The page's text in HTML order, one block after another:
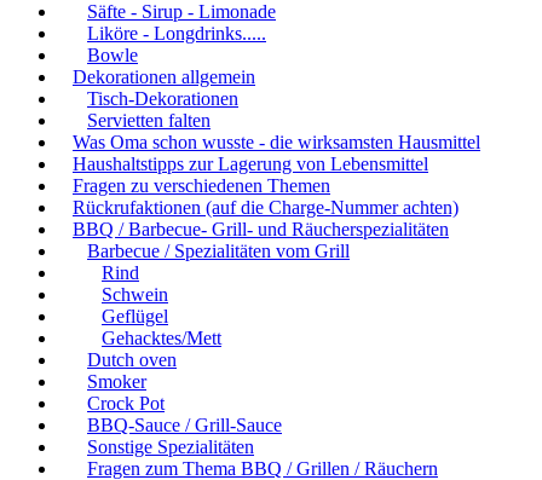
Säfte - Sirup - Limonade
Liköre - Longdrinks.....
Bowle
Dekorationen allgemein
Tisch-Dekorationen
Servietten falten
Was Oma schon wusste - die wirksamsten Hausmittel
Haushaltstipps zur Lagerung von Lebensmittel
Fragen zu verschiedenen Themen
Rückrufaktionen (auf die Charge-Nummer achten)
BBQ / Barbecue- Grill- und Räucherspezialitäten
Barbecue / Spezialitäten vom Grill
Rind
Schwein
Geflügel
Gehacktes/Mett
Dutch oven
Smoker
Crock Pot
BBQ-Sauce / Grill-Sauce
Sonstige Spezialitäten
Fragen zum Thema BBQ / Grillen / Räuchern